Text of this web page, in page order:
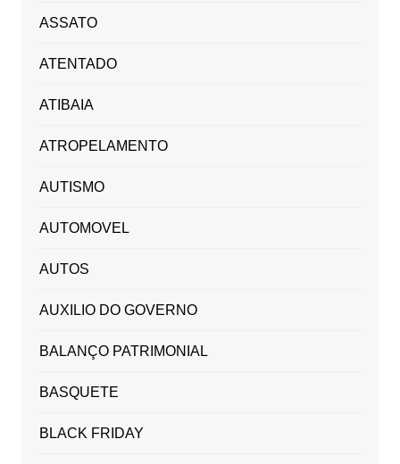
ASSATO
ATENTADO
ATIBAIA
ATROPELAMENTO
AUTISMO
AUTOMOVEL
AUTOS
AUXILIO DO GOVERNO
BALANÇO PATRIMONIAL
BASQUETE
BLACK FRIDAY